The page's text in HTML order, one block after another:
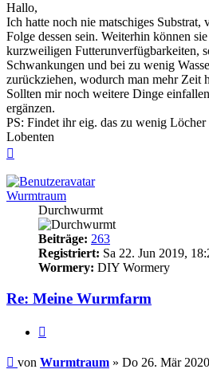
Hallo,
Ich hatte noch nie matschiges Substrat,
Folge dessen sein. Weiterhin können
kurzweiligen Futterunverfügbarkeiten,
Schwankungen und bei zu wenig
zurückziehen, wodurch man mehr Zeit
Sollten mir noch weitere Dinge
ergänzen.
PS: Findet ihr eig. das zu wenig
Lobenten
Wurmtraum
Durchwurmt
Beiträge: 263
Registriert: Sa 22. Jun 2019,
Wormery: DIY Wormery
Re: Meine Wurmfarm
Beitrag
von Wurmtraum » Do 26. Mär